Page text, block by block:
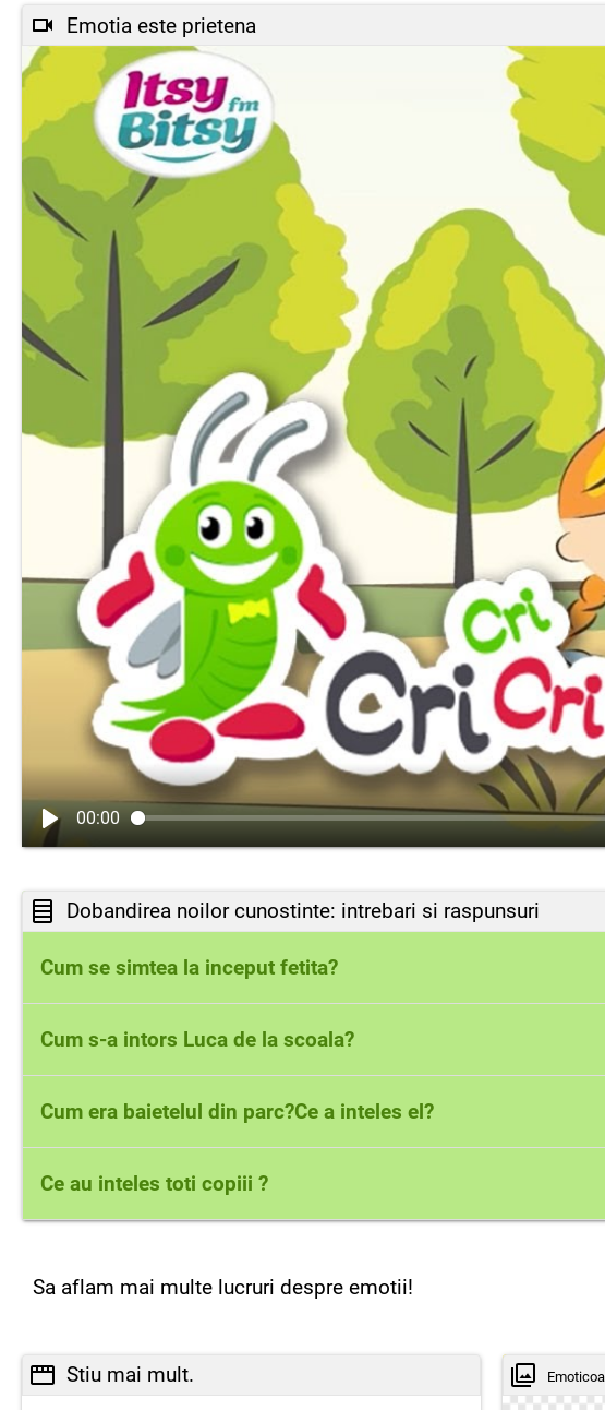
Emotia este prietena
00:00
Dobandirea noilor cunostinte: intrebari si raspunsuri
Cum se simtea la inceput fetita?
Fetita , la inceput, era fricoasa, dar teama ei s-a transformat in
Cum s-a intors Luca de la scoala?
Luca s-a intors trist, dar dupa ce a discutat cu mama sa, a
zambet.
Cum era baietelul din parc?Ce a inteles el?
Baietelul era furios si dupa ce s-a calmat, a inteles ca furia
Ce au inteles toti copiii ?
Sa aflam mai multe lucruri despre emotii!
Stiu mai mult.